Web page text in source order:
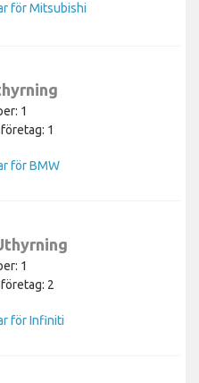
för Mitsubishi
1
1
för BMW
1
2
för Infiniti